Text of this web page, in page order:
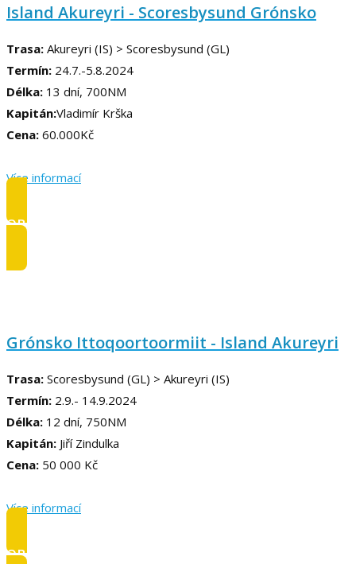
Island Akureyri - Scoresbysund Grónsko
Trasa: Akureyri (IS) > Scoresbysund (GL)
Termín: 24.7.-5.8.2024
Délka: 13 dní, 700NM
Kapitán:Vladimír Krška
Cena: 60.000Kč
Více informací
OBSAZENO
Grónsko Ittoqoortoormiit - Island Akureyri
Trasa: Scoresbysund (GL) > Akureyri (IS)
Termín: 2.9.- 14.9.2024
Délka: 12 dní, 750NM
Kapitán: Jiří Zindulka
Cena: 50 000 Kč
Více informací
OBSAZENO